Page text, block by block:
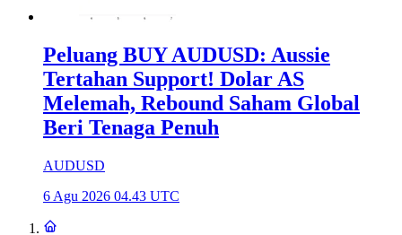
Peluang BUY AUDUSD: Aussie
Tertahan Support! Dolar AS
Melemah, Rebound Saham Global
Beri Tenaga Penuh
AUDUSD
6 Agu 2026 04.43 UTC